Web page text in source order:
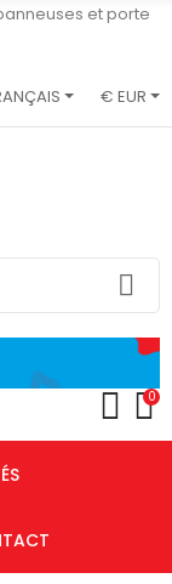
et porte
€ EUR
0